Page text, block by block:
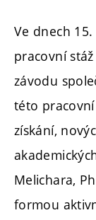
Ve dnech
pracovní
závodu
této
získání,
Melichara,
formou